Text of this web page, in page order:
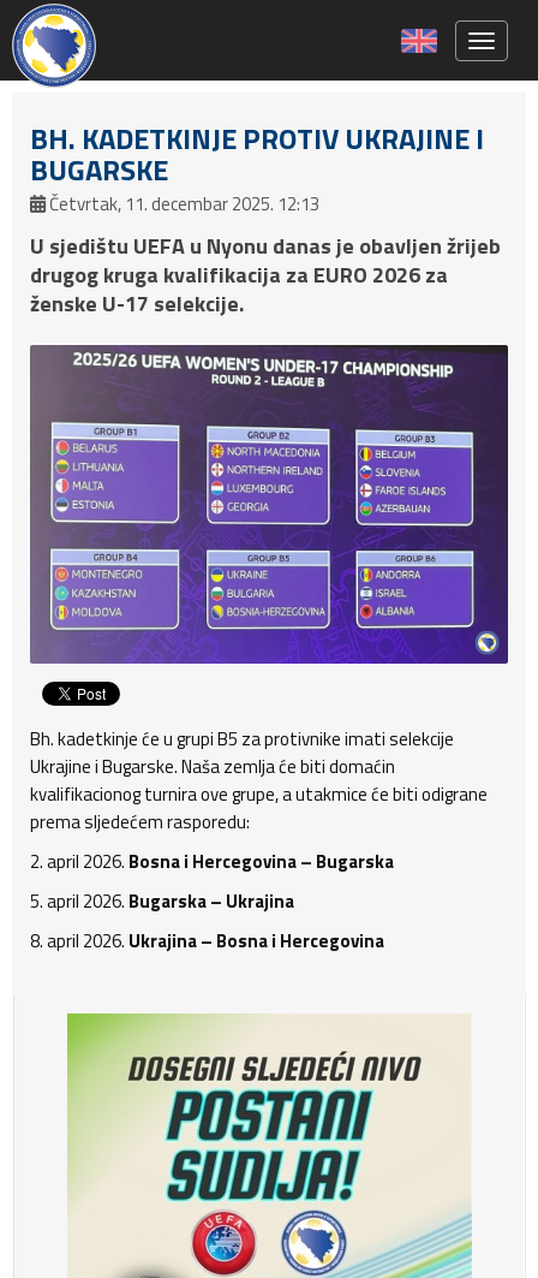
BH. KADETKINJE PROTIV UKRAJINE I
BUGARSKE
Četvrtak, 11. decembar 2025. 12:13
U sjedištu UEFA u Nyonu danas je obavljen žrijeb
drugog kruga kvalifikacija za EURO 2026 za
ženske U-17 selekcije.
Bh. kadetkinje će u grupi B5 za protivnike imati selekcije
Ukrajine i Bugarske. Naša zemlja će biti domaćin
kvalifikacionog turnira ove grupe, a utakmice će biti odigrane
prema sljedećem rasporedu:
2. april 2026. Bosna i Hercegovina – Bugarska
5. april 2026. Bugarska – Ukrajina
8. april 2026. Ukrajina – Bosna i Hercegovina